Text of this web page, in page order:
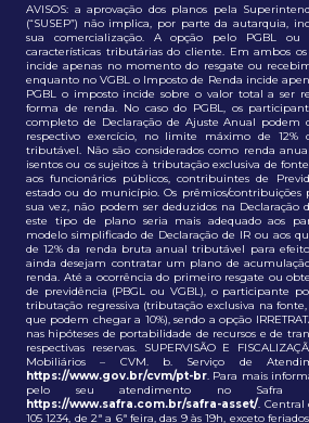
AVISOS: a aprovação dos planos pela
(“SUSEP”) não implica, por parte da autarquia,
sua comercialização. A opção pelo PGBL ou
características tributárias do cliente. Em ambos
incide apenas no momento do resgate ou
enquanto no VGBL o Imposto de Renda incide
PGBL o imposto incide sobre o valor total a ser
forma de renda. No caso do PGBL, os
completo de Declaração de Ajuste Anual podem
respectivo exercício, no limite máximo de
tributável. Não são considerados como renda
isentos ou os sujeitos à tributação exclusiva de
aos funcionários públicos, contribuintes de
estado ou do município. Os prêmios/contribuições
sua vez, não podem ser deduzidos na Declaração
este tipo de plano seria mais adequado aos
modelo simplificado de Declaração de IR ou aos
de 12% da renda bruta anual tributável para
ainda desejam contratar um plano de
renda. Até a ocorrência do primeiro resgate ou
de previdência (PBGL ou VGBL), o participante
tributação regressiva (tributação exclusiva na
que podem chegar a 10%), sendo a opção
nas hipóteses de portabilidade de recursos e de
respectivas reservas. SUPERVISÃO E
Mobiliários – CVM. b. Serviço de
https://www.gov.br/cvm/pt-br. Para mais
pelo seu atendimento no Safra
https://www.safra.com.br/safra-asset/. Central
105 1234, de 2ª a 6ª feira, das 9 às 19h, exceto